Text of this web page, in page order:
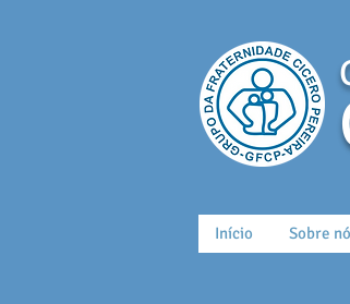
Início Sobre